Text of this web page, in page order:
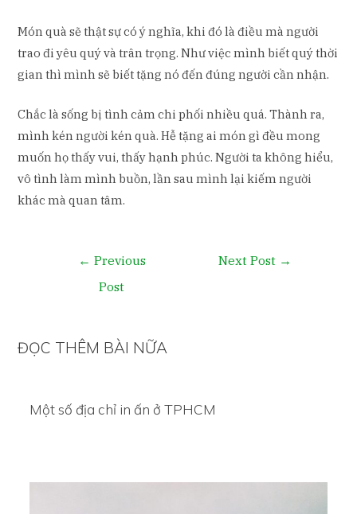
Món quà sẽ thật sự có ý nghĩa, khi đó là điều mà người
trao đi yêu quý và trân trọng. Như việc mình biết quý thời
gian thì mình sẽ biết tặng nó đến đúng người cần nhận.
Chắc là sống bị tình cảm chi phối nhiều quá. Thành ra,
mình kén người kén quà. Hễ tặng ai món gì đều mong
muốn họ thấy vui, thấy hạnh phúc. Người ta không hiểu,
vô tình làm mình buồn, lần sau mình lại kiếm người
khác mà quan tâm.
← Previous
Post
Next Post →
ĐỌC THÊM BÀI NỮA
Một số địa chỉ in ấn ở TPHCM